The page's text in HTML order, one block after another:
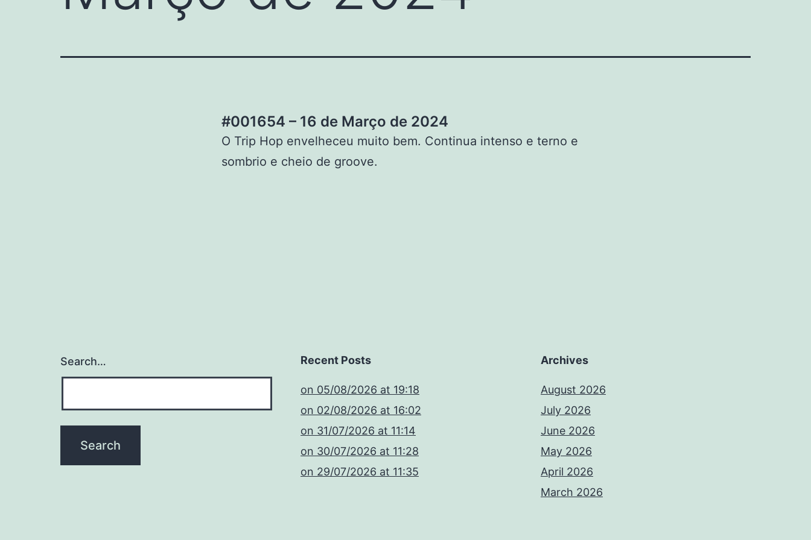
#001654 – 16 de Março de 2024
O Trip Hop envelheceu muito bem. Continua intenso e terno e
sombrio e cheio de groove.
Search… Recent Posts
​on 05/08/2026 at 19:18
​on 02/08/2026 at 16:02
​on 31/07/2026 at 11:14
​on 30/07/2026 at 11:28
​on 29/07/2026 at 11:35
Archives
August 2026
July 2026
June 2026
May 2026
April 2026
March 2026